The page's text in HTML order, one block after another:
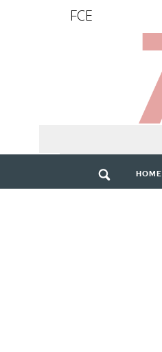
FCE
HOME